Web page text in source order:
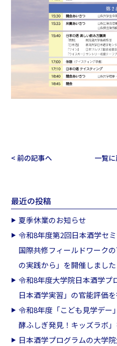
< 前の記事へ 一覧に
最近の投稿
夏季休業のお知らせ
令和8年度第2回日本酒学セ
国際共修フィールドワーク
の実践から」を開催しました
令和8年度大学院日本酒学プ
日本酒学実習」の官能評価
令和8年度「こども見学デー
酵ふしぎ発見！キッズラボ
日本酒学プログラムの大学